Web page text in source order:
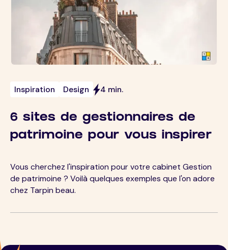
Inspiration Design 4 min.
6 sites de gestionnaires de
patrimoine pour vous inspirer
Vous cherchez l'inspiration pour votre cabinet Gestion
de patrimoine ? Voilà quelques exemples que l'on adore
chez Tarpin beau.